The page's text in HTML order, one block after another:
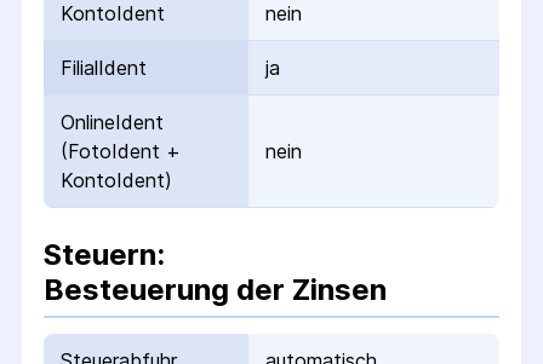
KontoIdent nein
FilialIdent ja
OnlineIdent
(FotoIdent +
KontoIdent)
nein
Steuern:
Besteuerung der Zinsen